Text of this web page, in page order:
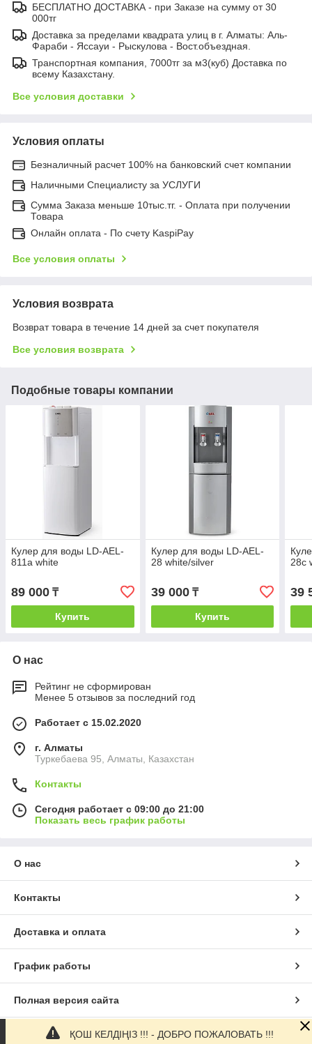
БЕСПЛАТНО ДОСТАВКА - при Заказе на сумму от 30
000тг
Доставка за пределами квадрата улиц в г. Алматы: Аль-
Фараби - Яссауи - Рыскулова - Вост.объездная.
Транспортная компания, 7000тг за м3(куб) Доставка по
всему Казахстану.
Все условия доставки
Условия оплаты
Безналичный расчет 100% на банковский счет компании
Наличными Специалисту за УСЛУГИ
Сумма Заказа меньше 10тыс.тг. - Оплата при получении
Товара
Онлайн оплата - По счету KaspiPay
Все условия оплаты
Условия возврата
Возврат товара в течение 14 дней за счет покупателя
Все условия возврата
Подобные товары компании
Кулер для воды LD-AEL-
811a white
89 000 ₸
Купить
Кулер для воды LD-AEL-
28 white/silver
39 000₸
Купить
28c
39
О нас
Рейтинг не сформирован
Менее 5 отзывов за последний год
Работает с 15.02.2020
г. Алматы
Туркебаева 95, Алматы, Казахстан
Контакты
Сегодня работает с 09:00 до 21:00
Показать весь график работы
О нас
Контакты
Доставка и оплата
График работы
Полная версия сайта
Сайт создан на маркетплейсеSatu.kz
ҚОШ КЕЛДІҢІЗ !!! - ДОБРО ПОЖАЛОВАТЬ !!!